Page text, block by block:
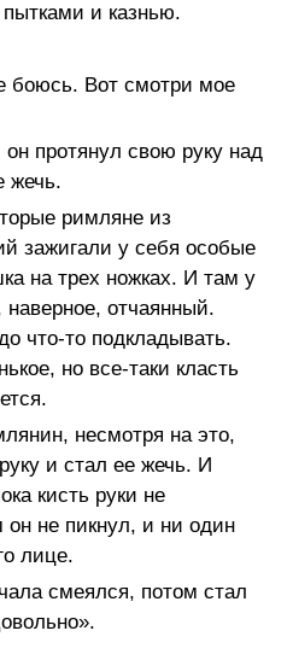
и казнью.
боюсь. Вот смотри мое
протянул свою руку над
жечь.
римляне из
зажигали у себя особые
на трех ножках. И там у
наверное, отчаянный.
что-то подкладывать.
но все-таки класть
несмотря на это,
и стал ее жечь. И
кисть руки не
не пикнул, и ни один
лице.
смеялся, потом стал